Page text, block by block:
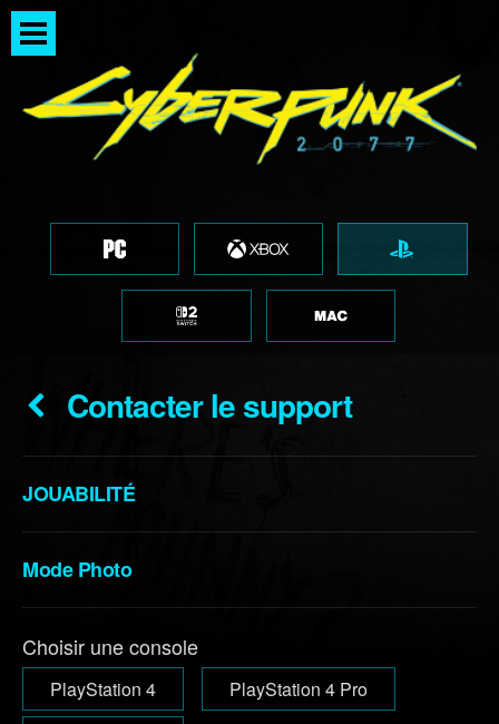
Contacter le support
JOUABILITÉ
Mode Photo
Choisir une console
PlayStation 4
PlayStation 4 Pro